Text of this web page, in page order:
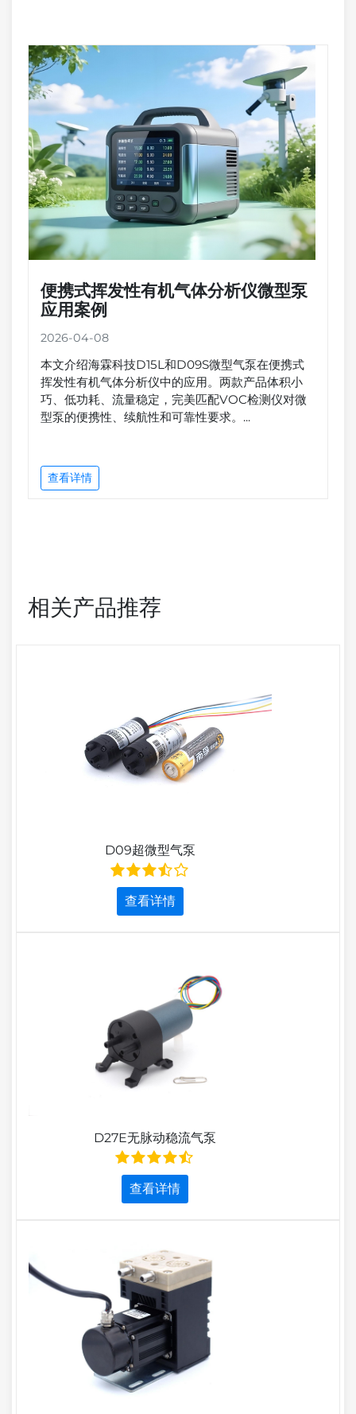
便携式挥发性有机气体分析仪微型泵
应用案例
2026-04-08
本文介绍海霖科技D15L和D09S微型气泵在便携式
挥发性有机气体分析仪中的应用。两款产品体积小
巧、低功耗、流量稳定，完美匹配VOC检测仪对微
型泵的便携性、续航性和可靠性要求。...
查看详情
相关产品推荐
D09超微型气泵
查看详情
D27E无脉动稳流气泵
查看详情